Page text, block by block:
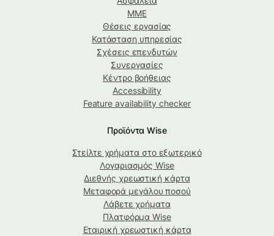
ΜΜΕ
Θέσεις εργασίας
Κατάσταση υπηρεσίας
Σχέσεις επενδυτών
Συνεργασίες
Κέντρο βοήθειας
Accessibility
Feature availability checker
Προϊόντα Wise
Στείλτε χρήματα στο εξωτερικό
Λογαριασμός Wise
Διεθνής χρεωστική κάρτα
Μεταφορά μεγάλου ποσού
Λάβετε χρήματα
Πλατφόρμα Wise
Εταιρική χρεωστική κάρτα